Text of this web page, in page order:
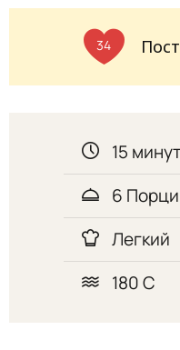
34
15
6
Легкий
180 С